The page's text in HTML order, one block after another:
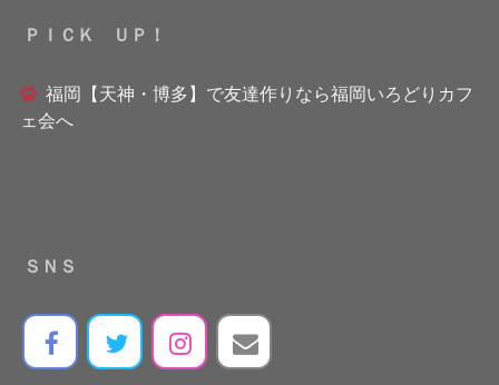
ＰＩＣＫ ＵＰ！
福岡【天神・博多】で友達作りなら福岡いろどりカフ
ェ会へ
ＳＮＳ